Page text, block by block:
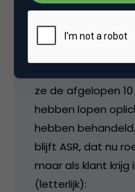
De verzekeraars
de praktijk
ze de afgelopen
hebben lopen
hebben
blijft ASR, dat nu
maar als klant krijg
(letterlijk):